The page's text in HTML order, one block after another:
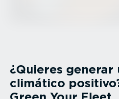
¿Quieres generar
climático